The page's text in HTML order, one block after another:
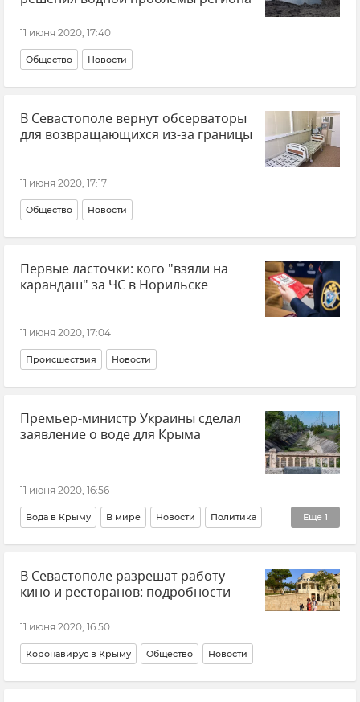
11 июня 2020, 17:40
Общество Новости
В Севастополе вернут обсерваторы
для возвращающихся из-за границы
11 июня 2020, 17:17
Общество Новости
Первые ласточки: кого "взяли на
карандаш" за ЧС в Норильске
11 июня 2020, 17:04
Происшествия Новости
Премьер-министр Украины сделал
заявление о воде для Крыма
11 июня 2020, 16:56
Еще 1
Вода в Крыму В мире Новости Политика
Общество
В Севастополе разрешат работу
кино и ресторанов: подробности
11 июня 2020, 16:50
Коронавирус в Крыму Общество Новости